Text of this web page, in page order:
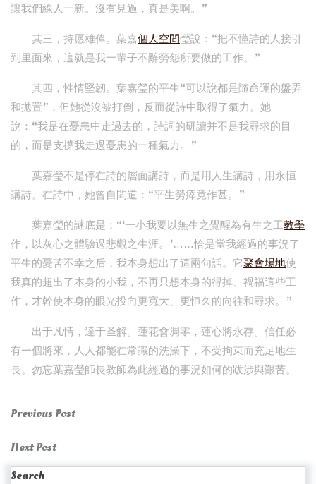
讓我們線人一新。沒有見過，真是美啊。”
其三，持愿雄偉。葉嘉個人空間瑩說：“把不懂詩的人接引
到里面來，這就是我一輩子不辭勞怨所要做的工作。”
其四，性情堅韌。葉嘉瑩的平生“可以說都是隨命運的盤弄
和拋置”，但她從沒被打倒，反而從詩中取得了氣力。她
說：“我是在憂患中走過去的，詩詞的研讀并不是我尋求的目
的，而是支撐我走過憂患的一種氣力。”
葉嘉瑩不是停在詩的層面講詩，而是用人生講詩，用永恒
講詩。在詩中，她曾自問道：“平生勞瘁竟作甚。”
葉嘉瑩的謎底是：“‘一小我要以無生之覺醒為有生之工教學
作，以灰心之體驗過悲觀之生涯。’……恰是當我經過的事況了
平生的憂苦不幸之后，我本身想出了這兩句話。它聚會場地使
我真的超出了本身的小我，不再只想本身的得掉、禍福這些工
作，才幹使本身的眼光投向更寬大、更恒久的向往和尋求。”
出于凡情，達于圣解。蓮花會凋零，蓮心將永存。信任必
有一個將來，人人都能在常識的洗澡下，不受拘束而充足地生
長。勿忘葉嘉瑩師長教師為此經過的事況如何的跋涉與艱苦。
Post
navigation
Previous
Previous Post
Next
Post
Next Post
Search